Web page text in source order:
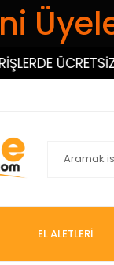
ÜCRETSİZ
EL ALETLERİ